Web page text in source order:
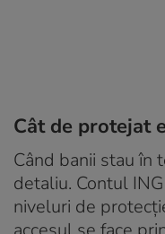
Cât de protejat
Când banii stau în
detaliu. Contul
niveluri de